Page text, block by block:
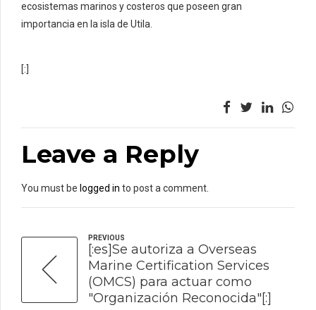
ecosistemas marinos y costeros que poseen gran
importancia en la isla de Utila.
[:]
Leave a Reply
You must be logged in to post a comment.
PREVIOUS
[:es]Se autoriza a Overseas
Marine Certification Services
(OMCS) para actuar como
"Organización Reconocida"[:]